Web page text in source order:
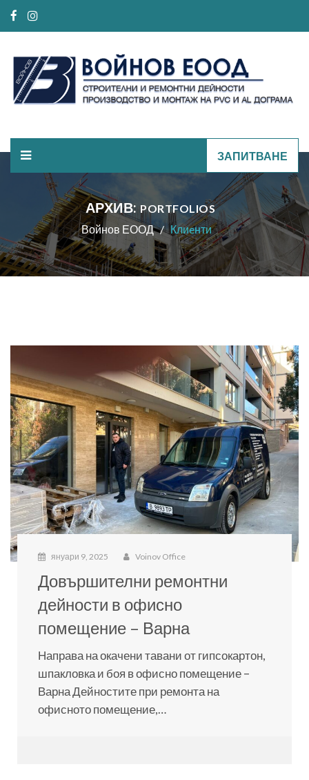
ЗАПИТВАНЕ
АРХИВ:PORTFOLIOS
Войнов ЕООД
Клиeнти
януари 9, 2025 Voinov Office
Довършителни ремонтни
дейности в офисно
помещение – Варна
Направа на окачени тавани от гипсокартон,
шпакловка и боя в офисно помещение –
Варна Дейностите при ремонта на
офисното помещение,…